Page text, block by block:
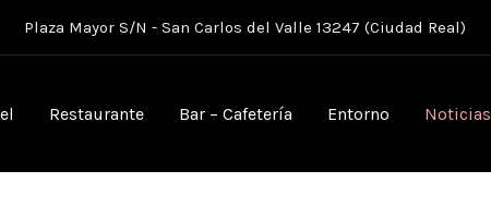
Plaza Mayor S/N - San Carlos del Valle 13247 (Ciudad Real)
Restaurante Bar – Cafetería Entorno Noticias